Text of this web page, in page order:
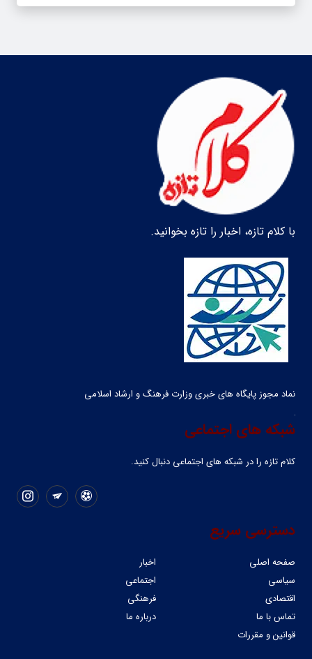
با کلام تازه، اخبار را تازه بخوانید.
نماد مجوز پایگاه های خبری وزارت فرهنگ و ارشاد اسلامی
شبکه های اجتماعی
کلام تازه را در شبکه ‌های اجتماعی دنبال کنید.
دسترسی سریع
صفحه اصلی
اخبار
سیاسی
اجتماعی
اقتصادی
فرهنگی
تماس با ما
درباره ما
قوانین و مقررات